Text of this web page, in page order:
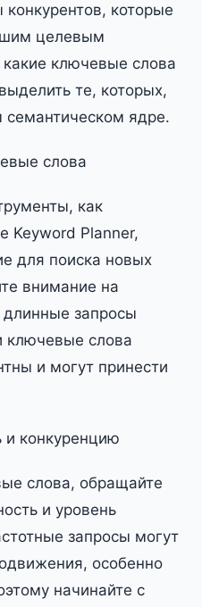
конкурентов, которые
целевым
ключевые слова
те, которых,
ядре.
слова
как
Keyword Planner,
для поиска новых
внимание на
длинные запросы
ключевые слова
и могут принести
и конкуренцию
слова, обращайте
и уровень
запросы могут
особенно
начинайте с